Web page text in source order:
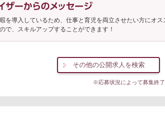
を導入しているため、仕事と育児を両立させたい方にオス
で、スキルアップすることができます！
その他の公開求人を検索
※応募状況によって募集終